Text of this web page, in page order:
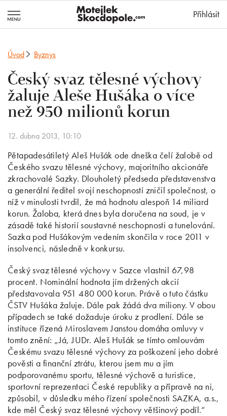
Přihlásit
Úvod Byznys
Český svaz tělesné výchovy
žaluje Aleše Hušáka o více
než 950 milionů korun
12. dubna 2013, 10:10
Pětapadesátiletý Aleš Hušák ode dneška čelí žalobě od
Českého svazu tělesné výchovy, majoritního akcionáře
zkrachovalé Sazky. Dlouholetý předseda představenstva
a generální ředitel svojí neschopností zničil společnost, o
níž v minulosti tvrdil, že má hodnotu alespoň 14 miliard
korun. Žaloba, která dnes byla doručena na soud, je v
zásadě také historií soustavné neschopnosti a tunelování.
Sazka pod Hušákovým vedením skončila v roce 2011 v
insolvenci, následně v konkursu.
Český svaz tělesné výchovy v Sazce vlastnil 67,98
procent. Nominální hodnota jím držených akcií
představovala 951 480 000 korun. Právě o tuto částku
ČSTV Hušáka žaluje. Dále pak žádá dva miliony. V obou
případech se také dožaduje úroku z prodlení. Dále se
instituce řízená Miroslavem Janstou domáha omluvy v
tomto znění: „Já, JUDr. Aleš Hušák se tímto omlouvám
Českému svazu tělesné výchovy za poškození jeho dobré
pověsti a finanční ztrátu, kterou jsem mu a jím
podporovanému sportu, tělesné výchově a turistice,
sportovní reprezentaci České republiky a přípravě na ni,
způsobil, v důsledku mého řízení společnosti SAZKA, a.s.,
kde měl Český svaz tělesné výchovy většinový podíl.“